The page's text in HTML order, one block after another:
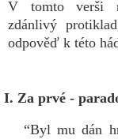
V tomto verši
zdánlivý
odpověď k této
I. Za prvé -
“Byl mu dán